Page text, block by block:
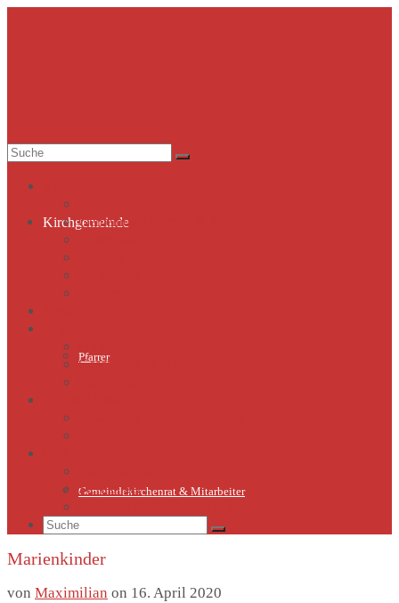
Kirchgemeinde
Pfarrer
Gemeindekirchenrat & Mitarbeiter
Suche
Gemeindekirchenrat & Mitarbeiter
Geschichte St.Marien
Sternsinger
Suche
Marienkinder
von Maximilian on 16. April 2020